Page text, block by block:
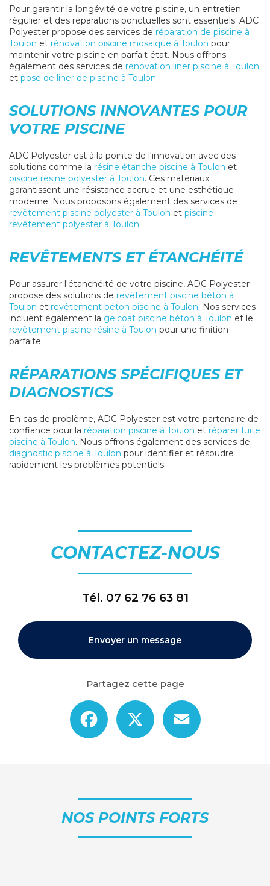
Pour garantir la longévité de votre piscine, un entretien
régulier et des réparations ponctuelles sont essentiels. ADC
Polyester propose des services de réparation de piscine à
Toulon et rénovation piscine mosaique à Toulon pour
maintenir votre piscine en parfait état. Nous offrons
également des services de rénovation liner piscine à Toulon
et pose de liner de piscine à Toulon.
SOLUTIONS INNOVANTES POUR
VOTRE PISCINE
ADC Polyester est à la pointe de l'innovation avec des
solutions comme la résine étanche piscine à Toulon et
piscine résine polyester à Toulon. Ces matériaux
garantissent une résistance accrue et une esthétique
moderne. Nous proposons également des services de
revêtement piscine polyester à Toulon et piscine
revêtement polyester à Toulon.
REVÊTEMENTS ET ÉTANCHÉITÉ
Pour assurer l'étanchéité de votre piscine, ADC Polyester
propose des solutions de revêtement piscine béton à
Toulon et revêtement béton piscine à Toulon. Nos services
incluent également la gelcoat piscine béton à Toulon et le
revêtement piscine résine à Toulon pour une finition
parfaite.
RÉPARATIONS SPÉCIFIQUES ET
DIAGNOSTICS
En cas de problème, ADC Polyester est votre partenaire de
confiance pour la réparation piscine à Toulon et réparer fuite
piscine à Toulon. Nous offrons également des services de
diagnostic piscine à Toulon pour identifier et résoudre
rapidement les problèmes potentiels.
CONTACTEZ-NOUS
Tél. 07 62 76 63 81
Envoyer un message
Partagez cette page
Facebook
NOS POINTS FORTS